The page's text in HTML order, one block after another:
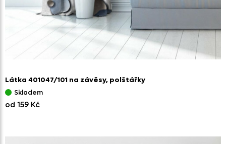
Látka 401047/101 na závěsy, polštářky
Skladem
od 159 Kč